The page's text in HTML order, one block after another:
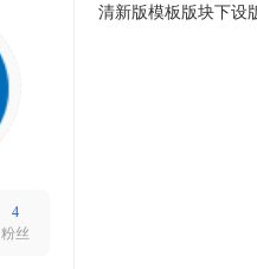
4
粉丝
清新版模板版块下设